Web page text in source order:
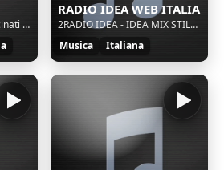
Vasco Rossi - Sballi ravvicinati del terzo tipo
RADIO IDEA WEB ITALIA
2RADIO IDEA - IDEA MIX STILE ITALIANO
Musica
Italiana